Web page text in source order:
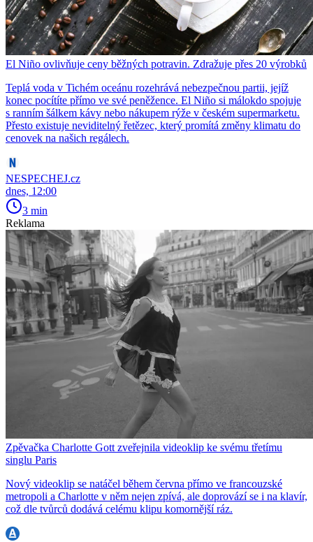
El Niño ovlivňuje ceny běžných potravin. Zdražuje přes 20 výrobků
Teplá voda v Tichém oceánu rozehrává nebezpečnou partii, jejíž
konec pocítíte přímo ve své peněžence. El Niño si málokdo spojuje
s ranním šálkem kávy nebo nákupem rýže v českém supermarketu.
Přesto existuje neviditelný řetězec, který promítá změny klimatu do
cenovek na našich regálech.
NESPECHEJ.cz
dnes, 12:00
3 min
Reklama
Zpěvačka Charlotte Gott zveřejnila videoklip ke svému třetímu
singlu Paris
Nový videoklip se natáčel během června přímo ve francouzské
metropoli a Charlotte v něm nejen zpívá, ale doprovází se i na klavír,
což dle tvůrců dodává celému klipu komornější ráz.